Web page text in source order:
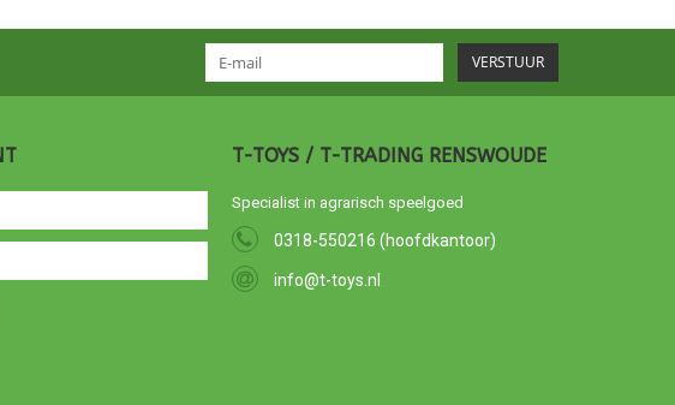
VERSTUUR
T-TOYS / T-TRADING RENSWOUDE
Specialist in agrarisch speelgoed
0318-550216 (hoofdkantoor)
info@t-toys.nl